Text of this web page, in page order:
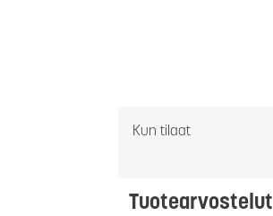
Kun tilaat
Tuotearvostelut